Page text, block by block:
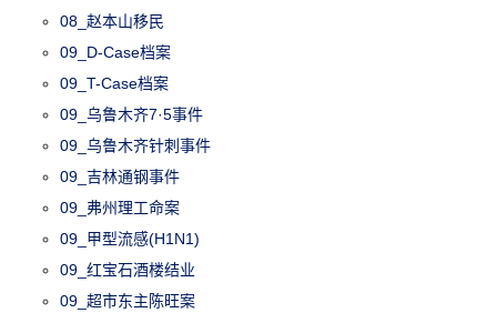
08_赵本山移民
09_D-Case档案
09_T-Case档案
09_乌鲁木齐7·5事件
09_乌鲁木齐针刺事件
09_吉林通钢事件
09_弗州理工命案
09_甲型流感(H1N1)
09_红宝石酒楼结业
09_超市东主陈旺案